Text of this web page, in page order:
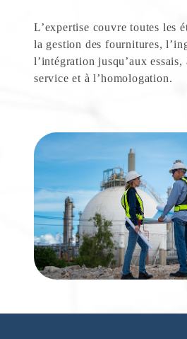
L’expertise couvre toutes les
la gestion des fournitures,
l’intégration jusqu’aux essais,
service et à l’homologation.